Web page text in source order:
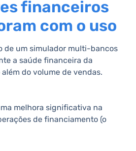
financeiros
com o uso
de um simulador multi-bancos
a saúde financeira da
do volume de vendas.
melhora significativa na
de financiamento (o